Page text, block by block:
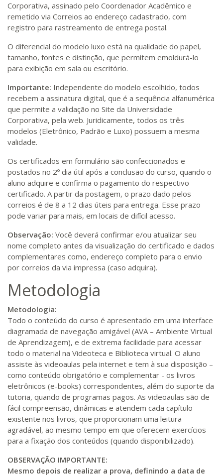
Corporativa, assinado pelo Coordenador Acadêmico e
remetido via Correios ao endereço cadastrado, com
registro para rastreamento de entrega postal.
O diferencial do modelo luxo está na qualidade do papel,
tamanho, fontes e distinção, que permitem emoldurá-lo
para exibição em sala ou escritório.
Importante: Independente do modelo escolhido, todos
recebem a assinatura digital, que é a sequência alfanumérica
que permite a validação no Site da Universidade
Corporativa, pela web. Juridicamente, todos os três
modelos (Eletrônico, Padrão e Luxo) possuem a mesma
validade.
Os certificados em formulário são confeccionados e
postados no 2º dia útil após a conclusão do curso, quando o
aluno adquire e confirma o pagamento do respectivo
certificado. A partir da postagem, o prazo dado pelos
correios é de 8 a 12 dias úteis para entrega. Esse prazo
pode variar para mais, em locais de difícil acesso.
Observação: Você deverá confirmar e/ou atualizar seu
nome completo antes da visualização do certificado e dados
complementares como, endereço completo para o envio
por correios da via impressa (caso adquira).
Metodologia
Metodologia:
Todo o conteúdo do curso é apresentado em uma interface
diagramada de navegação amigável (AVA – Ambiente Virtual
de Aprendizagem), e de extrema facilidade para acessar
todo o material na Videoteca e Biblioteca virtual. O aluno
assiste às videoaulas pela internet e tem à sua disposição –
como conteúdo obrigatório e complementar - os livros
eletrônicos (e-books) correspondentes, além do suporte da
tutoria, quando de programas pagos. As videoaulas são de
fácil compreensão, dinâmicas e atendem cada capítulo
existente nos livros, que proporcionam uma leitura
agradável, ao mesmo tempo em que oferecem exercícios
para a fixação dos conteúdos (quando disponibilizado).
OBSERVAÇÃO IMPORTANTE:
Mesmo depois de realizar a prova, definindo a data de